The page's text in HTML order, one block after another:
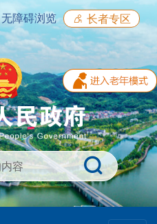
无障碍浏览 长者专区